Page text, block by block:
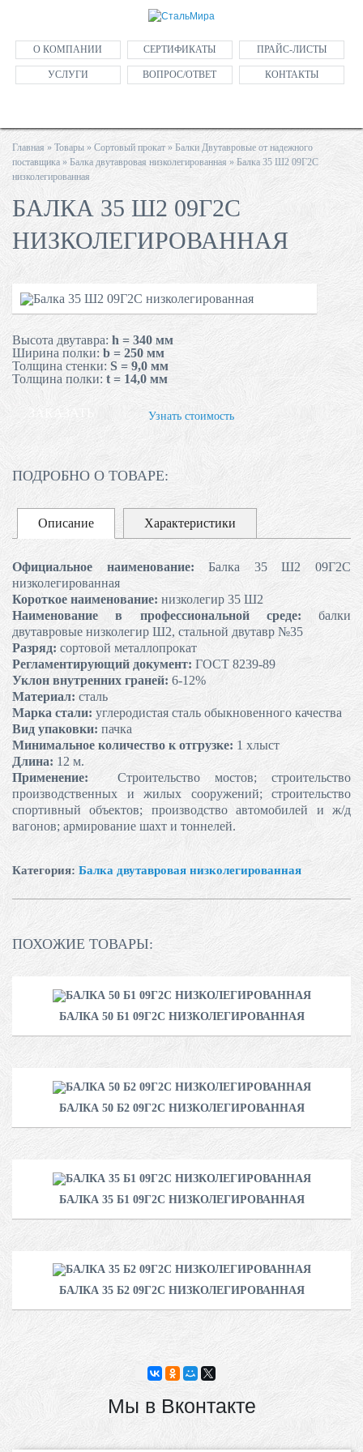
О КОМПАНИИ СЕРТИФИКАТЫ ПРАЙС-ЛИСТЫ
УСЛУГИ ВОПРОС/ОТВЕТ КОНТАКТЫ
Главная » Товары » Сортовый прокат » Балки Двутавровые от надежного
поставщика » Балка двутавровая низколегированная » Балка 35 Ш2 09Г2С
низколегированная
БАЛКА 35 Ш2 09Г2С
НИЗКОЛЕГИРОВАННАЯ
Высота двутавра: h = 340 мм
Ширина полки: b = 250 мм
Толщина стенки: S = 9,0 мм
Толщина полки: t = 14,0 мм
ЗАКАЗАТЬ Узнать стоимость
ПОДРОБНО О ТОВАРЕ:
Описание Характеристики
Официальное наименование:Балка 35 Ш2 09Г2С
низколегированная
Короткое наименование: низколегир 35 Ш2
Наименование в профессиональной среде: балки
двутавровые низколегир Ш2, стальной двутавр №35
Разряд: сортовой металлопрокат
Регламентирующий документ: ГОСТ 8239-89
Уклон внутренних граней: 6-12%
Материал: сталь
Марка стали: углеродистая сталь обыкновенного качества
Вид упаковки: пачка
Минимальное количество к отгрузке: 1 хлыст
Длина: 12 м.
Применение: Строительство мостов; строительство
производственных и жилых сооружений; строительство
спортивный объектов; производство автомобилей и ж/д
вагонов; армирование шахт и тоннелей.
Категория: Балка двутавровая низколегированная
ПОХОЖИЕ ТОВАРЫ:
БАЛКА 50 Б1 09Г2С НИЗКОЛЕГИРОВАННАЯ
БАЛКА 50 Б2 09Г2С НИЗКОЛЕГИРОВАННАЯ
БАЛКА 35 Б1 09Г2С НИЗКОЛЕГИРОВАННАЯ
БАЛКА 35 Б2 09Г2С НИЗКОЛЕГИРОВАННАЯ
Мы в Вконтакте